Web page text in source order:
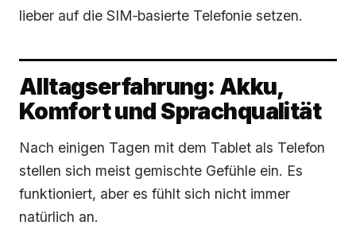
lieber auf die SIM‑basierte Telefonie setzen.
Alltagserfahrung: Akku,
Komfort und Sprachqualität
Nach einigen Tagen mit dem Tablet als Telefon
stellen sich meist gemischte Gefühle ein. Es
funktioniert, aber es fühlt sich nicht immer
natürlich an.